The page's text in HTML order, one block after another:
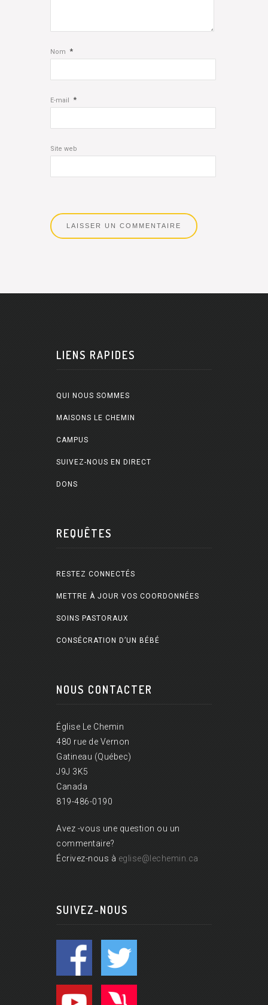
Nom *
E-mail *
Site web
LIENS RAPIDES
QUI NOUS SOMMES
MAISONS LE CHEMIN
CAMPUS
SUIVEZ-NOUS EN DIRECT
DONS
REQUÊTES
RESTEZ CONNECTÉS
METTRE À JOUR VOS COORDONNÉES
SOINS PASTORAUX
CONSÉCRATION D’UN BÉBÉ
NOUS CONTACTER
Église Le Chemin
480 rue de Vernon
Gatineau (Québec)
J9J 3K5
Canada
819-486-0190
Avez -vous une question ou un
commentaire?
Écrivez-nous à eglise@lechemin.ca
SUIVEZ-NOUS